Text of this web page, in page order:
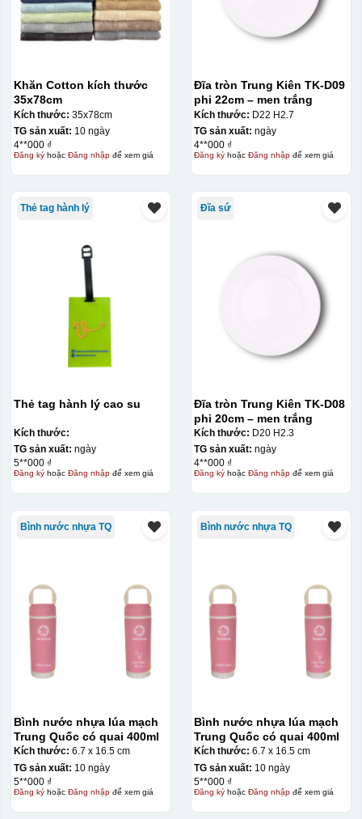
Khăn Cotton kích thước
35x78cm
Kích thước: 35x78cm
TG sản xuất: 10 ngày
4**000 ₫
Đăng kýhoặc Đăng nhậpđể xem giá
Đĩa tròn Trung Kiên TK-D09
phi 22cm – men trắng
Kích thước: D22 H2.7
TG sản xuất: ngày
4**000 ₫
Đăng kýhoặc Đăng nhậpđể xem giá
Thẻ tag hành lý
Thẻ tag hành lý cao su
Kích thước:
TG sản xuất: ngày
5**000 ₫
Đăng kýhoặc Đăng nhậpđể xem giá
Đĩa sứ
Đĩa tròn Trung Kiên TK-D08
phi 20cm – men trắng
Kích thước: D20 H2.3
TG sản xuất: ngày
4**000 ₫
Đăng kýhoặc Đăng nhậpđể xem giá
Bình nước nhựa TQ
Bình nước nhựa lúa mạch
Trung Quốc có quai 400ml
Kích thước: 6.7 x 16.5 cm
TG sản xuất: 10 ngày
5**000 ₫
Đăng kýhoặc Đăng nhậpđể xem giá
Bình nước nhựa TQ
Bình nước nhựa lúa mạch
Trung Quốc có quai 400ml
Kích thước: 6.7 x 16.5 cm
TG sản xuất: 10 ngày
5**000 ₫
Đăng kýhoặc Đăng nhậpđể xem giá